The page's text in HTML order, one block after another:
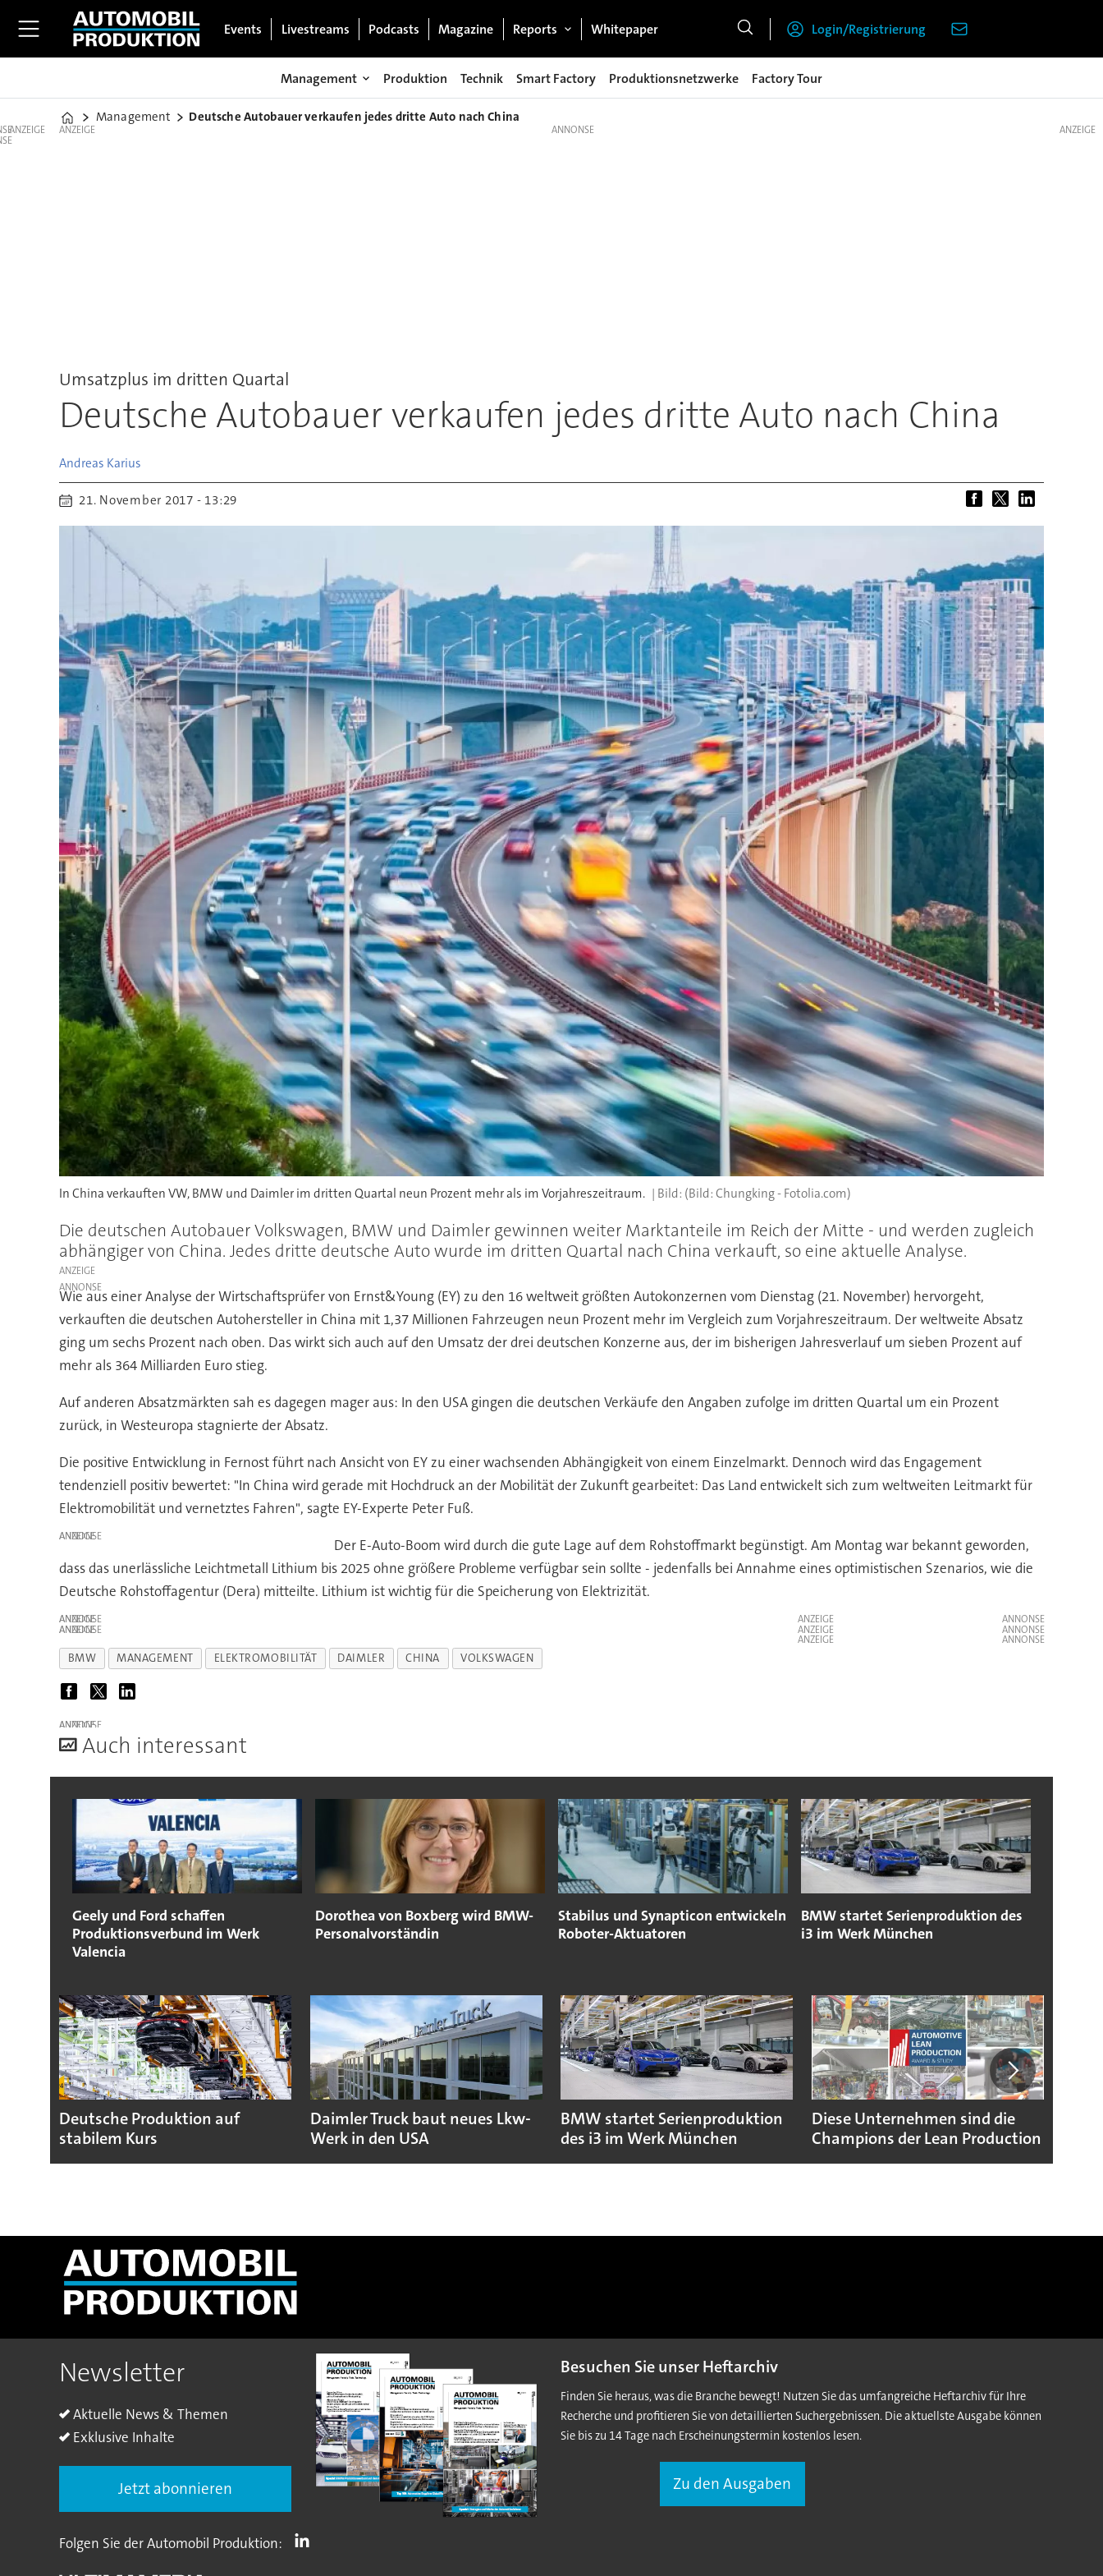
Events Livestreams Podcasts Magazine Reports Whitepaper Login/Registrierung
Management Produktion Technik Smart Factory Produktionsnetzwerke Factory Tour
Home
Management Deutsche Autobauer verkaufen jedes dritte Auto nach China
ANZEIGE ANZEIGE
Umsatzplus im dritten Quartal
Deutsche Autobauer verkaufen jedes dritte Auto nach China
Andreas Karius
21. November 2017 - 13:29
In China verkauften VW, BMW und Daimler im dritten Quartal neun Prozent mehr als im Vorjahreszeitraum. (Bild: Chungking - Fotolia.com)
Die deutschen Autobauer Volkswagen, BMW und Daimler gewinnen weiter Marktanteile im Reich der Mitte - und werden zugleich
abhängiger von China. Jedes dritte deutsche Auto wurde im dritten Quartal nach China verkauft, so eine aktuelle Analyse.
ANZEIGE
Wie aus einer Analyse der Wirtschaftsprüfer von Ernst&Young (EY) zu den 16 weltweit größten Autokonzernen vom Dienstag (21. November) hervorgeht,
verkauften die deutschen Autohersteller in China mit 1,37 Millionen Fahrzeugen neun Prozent mehr im Vergleich zum Vorjahreszeitraum. Der weltweite Absatz
ging um sechs Prozent nach oben. Das wirkt sich auch auf den Umsatz der drei deutschen Konzerne aus, der im bisherigen Jahresverlauf um sieben Prozent auf
mehr als 364 Milliarden Euro stieg.
Auf anderen Absatzmärkten sah es dagegen mager aus: In den USA gingen die deutschen Verkäufe den Angaben zufolge im dritten Quartal um ein Prozent
zurück, in Westeuropa stagnierte der Absatz.
Die positive Entwicklung in Fernost führt nach Ansicht von EY zu einer wachsenden Abhängigkeit von einem Einzelmarkt. Dennoch wird das Engagement
tendenziell positiv bewertet: "In China wird gerade mit Hochdruck an der Mobilität der Zukunft gearbeitet: Das Land entwickelt sich zum weltweiten Leitmarkt für
Elektromobilität und vernetztes Fahren", sagte EY-Experte Peter Fuß.
ANZEIGE
Der E-Auto-Boom wird durch die gute Lage auf dem Rohstoffmarkt begünstigt. Am Montag war bekannt geworden,
dass das unerlässliche Leichtmetall Lithium bis 2025 ohne größere Probleme verfügbar sein sollte - jedenfalls bei Annahme eines optimistischen Szenarios, wie die
Deutsche Rohstoffagentur (Dera) mitteilte. Lithium ist wichtig für die Speicherung von Elektrizität.
ANZEIGE
ANZEIGE
ANZEIGE
ANZEIGE
ANZEIGE
BMW MANAGEMENT ELEKTROMOBILITÄT DAIMLER CHINA VOLKSWAGEN
ANZEIGE
Auch interessant
Geely und Ford schaffen
Produktionsverbund im Werk
Valencia
Dorothea von Boxberg wird BMW-
Personalvorständin
Stabilus und Synapticon entwickeln
Roboter-Aktuatoren
BMW startet Serienproduktion des
i3 im Werk München
Deutsche Produktion auf
stabilem Kurs
Daimler Truck baut neues Lkw-
Werk in den USA
BMW startet Serienproduktion
des i3 im Werk München
Diese Unternehmen sind die
Champions der Lean Production
ANZEIGE
Newsletter
Aktuelle News & Themen
Exklusive Inhalte
Jetzt abonnieren
Besuchen Sie unser Heftarchiv
Finden Sie heraus, was die Branche bewegt! Nutzen Sie das umfangreiche Heftarchiv für Ihre
Recherche und profitieren Sie von detaillierten Suchergebnissen. Die aktuellste Ausgabe können
Sie bis zu 14 Tage nach Erscheinungstermin kostenlos lesen.
Zu den Ausgaben
Folgen Sie der Automobil Produktion: